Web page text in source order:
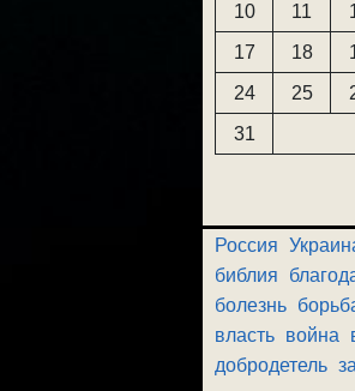
10
11
17
18
24
25
31
Россия
библия
болезнь
власть война
добродетель